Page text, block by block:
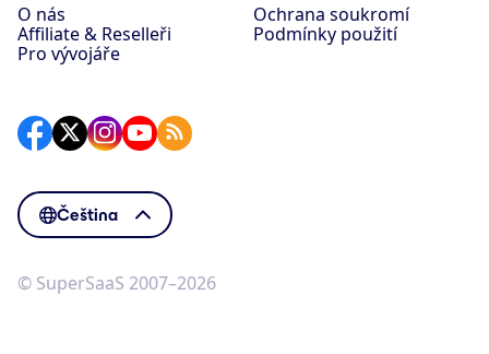
O nás
Affiliate & Reselleři
Pro vývojáře
Ochrana soukromí
Podmínky použití
Čeština
© SuperSaaS 2007–2026